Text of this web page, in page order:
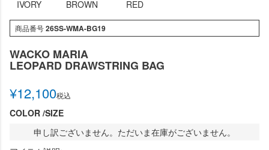
IVORY BROWN RED
商品番号26SS-WMA-BG19
WACKO MARIA
LEOPARD DRAWSTRING BAG
¥12,100税込
COLOR SIZE
申し訳ございません。ただいま在庫がございません。